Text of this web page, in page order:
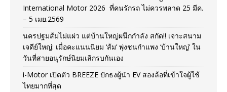
International Motor 2026 ที่คนรักรถ ไม่ควรพลาด 25 มีค.
– 5 เมย.2569
นครปฐมส้มไม่แผ่ว แต่บ้านใหญ่ผนึกกำลัง สกัด!! เจาะสนาม
เจดีย์ใหญ่: เมื่อคะแนนนิยม ‘ส้ม’ พุ่งชนกำแพง ‘บ้านใหญ่’ ใน
วันที่สายอนุรักษ์นิยมเลิกรบกันเอง
i-Motor เปิดตัว BREEZE ปักธงผู้นำ EV สองล้อที่เข้าใจผู้ใช้
ไทยมากที่สุด